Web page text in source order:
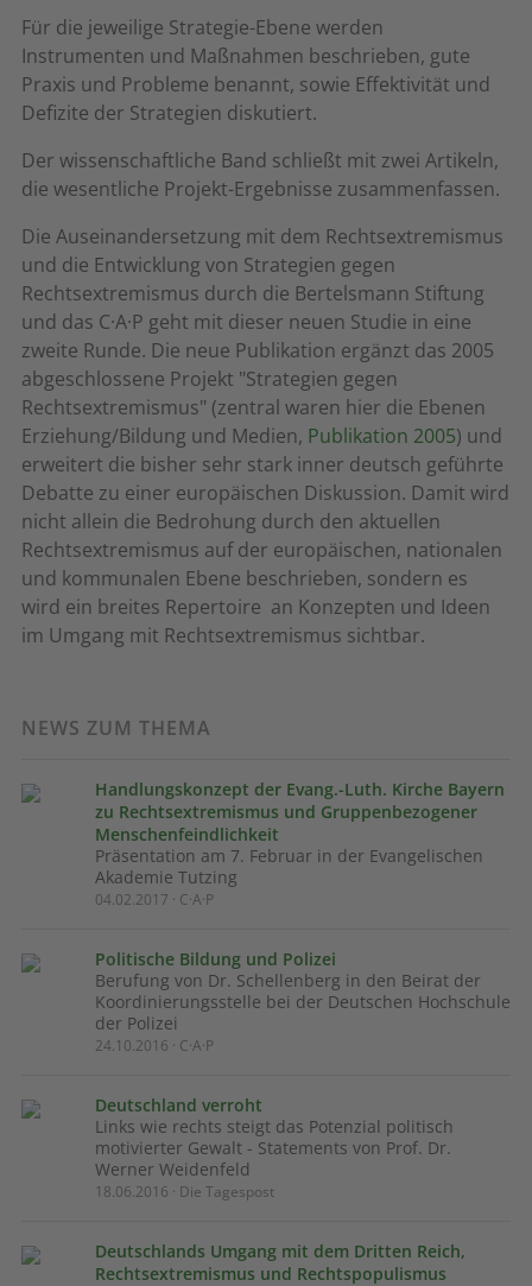
Für die jeweilige Strategie-Ebene werden
Instrumenten und Maßnahmen beschrieben, gute
Praxis und Probleme benannt, sowie Effektivität und
Defizite der Strategien diskutiert.
Der wissenschaftliche Band schließt mit zwei Artikeln,
die wesentliche Projekt-Ergebnisse zusammenfassen.
Die Auseinandersetzung mit dem Rechtsextremismus
und die Entwicklung von Strategien gegen
Rechtsextremismus durch die Bertelsmann Stiftung
und das C·A·P geht mit dieser neuen Studie in eine
zweite Runde. Die neue Publikation ergänzt das 2005
abgeschlossene Projekt "Strategien gegen
Rechtsextremismus" (zentral waren hier die Ebenen
Erziehung/Bildung und Medien, Publikation 2005) und
erweitert die bisher sehr stark inner deutsch geführte
Debatte zu einer europäischen Diskussion. Damit wird
nicht allein die Bedrohung durch den aktuellen
Rechtsextremismus auf der europäischen, nationalen
und kommunalen Ebene beschrieben, sondern es
wird ein breites Repertoire an Konzepten und Ideen
im Umgang mit Rechtsextremismus sichtbar.
NEWS ZUM THEMA
Handlungskonzept der Evang.-Luth. Kirche Bayern
zu Rechtsextremismus und Gruppenbezogener
Menschenfeindlichkeit
Präsentation am 7. Februar in der Evangelischen
Akademie Tutzing
04.02.2017 · C·A·P
Politische Bildung und Polizei
Berufung von Dr. Schellenberg in den Beirat der
Koordinierungsstelle bei der Deutschen Hochschule
der Polizei
24.10.2016 · C·A·P
Deutschland verroht
Links wie rechts steigt das Potenzial politisch
motivierter Gewalt - Statements von Prof. Dr.
Werner Weidenfeld
18.06.2016 · Die Tagespost
Deutschlands Umgang mit dem Dritten Reich,
Rechtsextremismus und Rechtspopulismus